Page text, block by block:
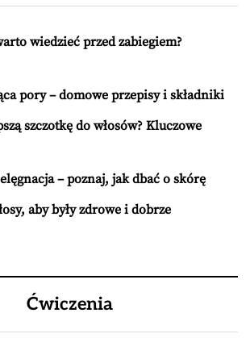
wiedzieć przed zabiegiem?
pory – domowe przepisy i składniki
szczotkę do włosów? Kluczowe
– poznaj, jak dbać o skórę
aby były zdrowe i dobrze
Ćwiczenia